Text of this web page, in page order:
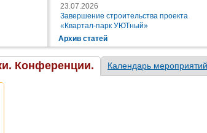
23.07.2026
Завершение строительства проекта
«Квартал-парк УЮТный»
Архив статей
Конференции. Календарь мероприятий